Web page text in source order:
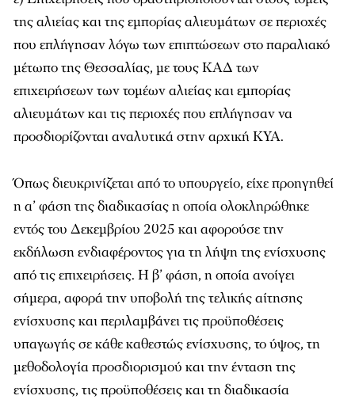
της αλιείας και της εμπορίας αλιευμάτων σε περιοχές
που επλήγησαν λόγω των επιπτώσεων στο παραλιακό
μέτωπο της Θεσσαλίας, με τους ΚΑΔ των
επιχειρήσεων των τομέων αλιείας και εμπορίας
αλιευμάτων και τις περιοχές που επλήγησαν να
προσδιορίζονται αναλυτικά στην αρχική ΚΥΑ.
Όπως διευκρινίζεται από το υπουργείο, είχε προηγηθεί
η α’ φάση της διαδικασίας η οποία ολοκληρώθηκε
εντός του Δεκεμβρίου 2025 και αφορούσε την
εκδήλωση ενδιαφέροντος για τη λήψη της ενίσχυσης
από τις επιχειρήσεις. Η β’ φάση, η οποία ανοίγει
σήμερα, αφορά την υποβολή της τελικής αίτησης
ενίσχυσης και περιλαμβάνει τις προϋποθέσεις
υπαγωγής σε κάθε καθεστώς ενίσχυσης, το ύψος, τη
μεθοδολογία προσδιορισμού και την ένταση της
ενίσχυσης, τις προϋποθέσεις και τη διαδικασία